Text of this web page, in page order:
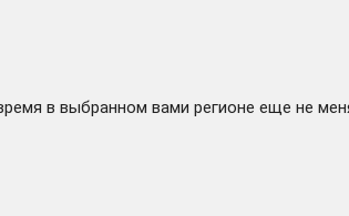
в выбранном вами регионе еще не